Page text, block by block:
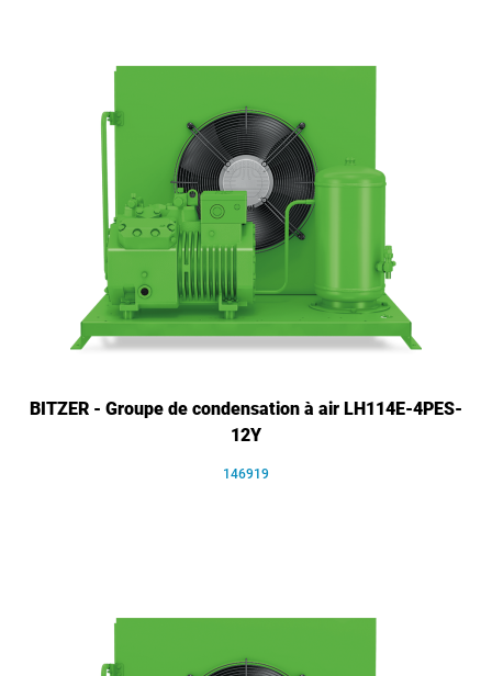
BITZER - Groupe de condensation à air LH114E-4PES-
12Y
146919